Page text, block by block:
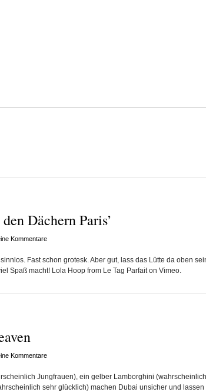
Dächern Paris’
Kommentare
Fast schon grotesk. Aber gut, lass das Lütte da oben
Spaß macht! Lola Hoop from Le Tag Parfait on Vimeo.
Kommentare
Jungfrauen), ein gelber Lamborghini
sehr glücklich) machen Dubai unsicher und lassen